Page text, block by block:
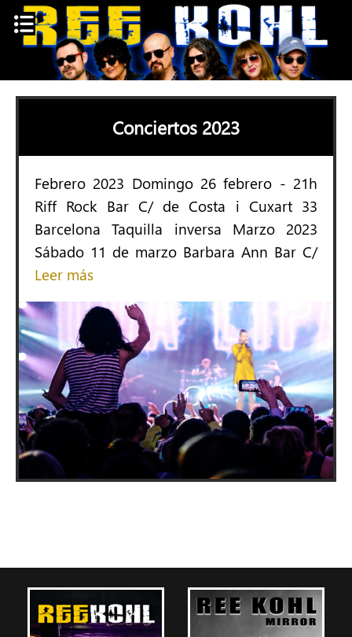
Skip
Conciertos 2023
Febrero 2023 Domingo 26 febrero - 21h
Riff Rock Bar C/ de Costa i Cuxart 33
Barcelona Taquilla inversa Marzo 2023
Sábado 11 de marzo Barbara Ann Bar C/
Leer más